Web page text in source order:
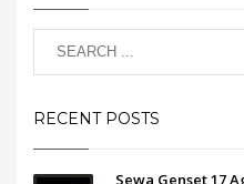
RECENT POSTS
Sewa Genset 17